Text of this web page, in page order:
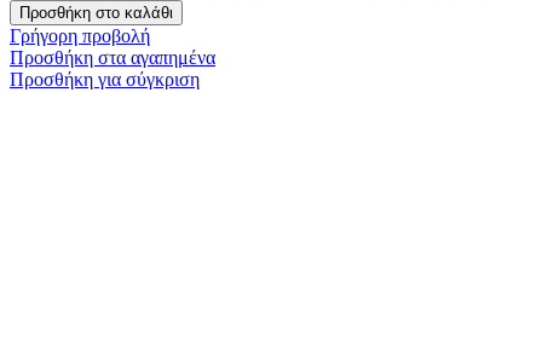
Προσθήκη στο καλάθι
Γρήγορη προβολή
Προσθήκη στα αγαπημένα
Προσθήκη για σύγκριση